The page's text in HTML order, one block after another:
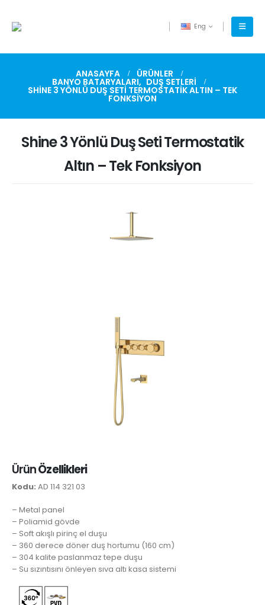
Eng
ANASAYFA ÜRÜNLER
BANYO BATARYALARI, DUŞ SETLERI
SHINE 3 YÖNLÜ DUŞ SETI TERMOSTATIK ALTIN – TEK
FONKSIYON
Shine 3 Yönlü Duş Seti Termostatik
Altın – Tek Fonksiyon
ÜrünÖzellikleri
Kodu: AD 114 321 03
– Metal panel
– Poliamid gövde
– Soft akışlı pirinç el duşu
– 360 derece döner duş hortumu (160 cm)
– 304 kalite paslanmaz tepe duşu
– Su sızıntısını önleyen sıva altı kasa sistemi